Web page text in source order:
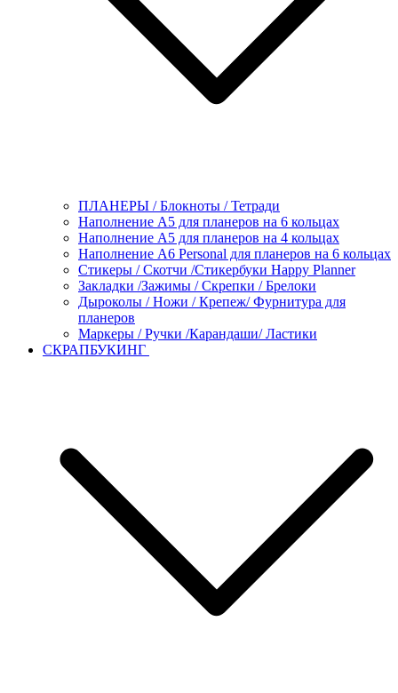
ПЛАНЕРЫ / Блокноты / Тетради
Наполнение А5 для планеров на 6 кольцах
Наполнение А5 для планеров на 4 кольцах
Наполнение А6 Personal для планеров на 6 кольцах
Стикеры / Скотчи /Стикербуки Happy Planner
Закладки /Зажимы / Скрепки / Брелоки
Дыроколы / Ножи / Крепеж/ Фурнитура для
планеров
Маркеры / Ручки /Карандаши/ Ластики
СКРАПБУКИНГ